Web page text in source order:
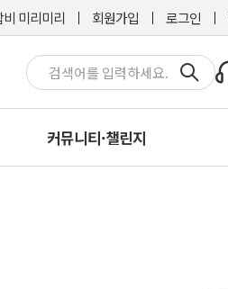
미리미리 회원가입 로그인
커뮤니티·챌린지